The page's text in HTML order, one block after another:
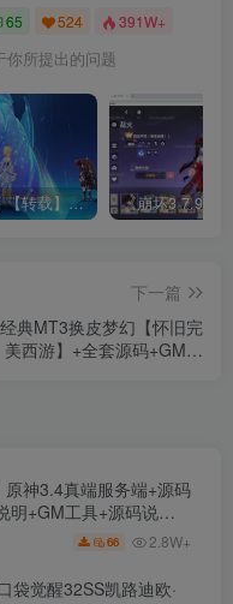
65 524 391W+
你所提出的问题
[一键安装] 【转载】原神3.4真端服务端+源码+配套客户端+详尽说明+GM工具+源码说明文件
下一篇
经典MT3换皮梦幻【怀旧完
美西游】+全套源码+GM后
神3.4真端服务端+源码
明+GM工具+源码说明
66 2.8W+
袋觉醒32SS凯路迪欧·